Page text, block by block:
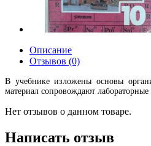
Описание
Отзывов (0)
В учебнике изложены основы
материал сопровождают
Нет отзывов о данном товаре.
Написать отзыв